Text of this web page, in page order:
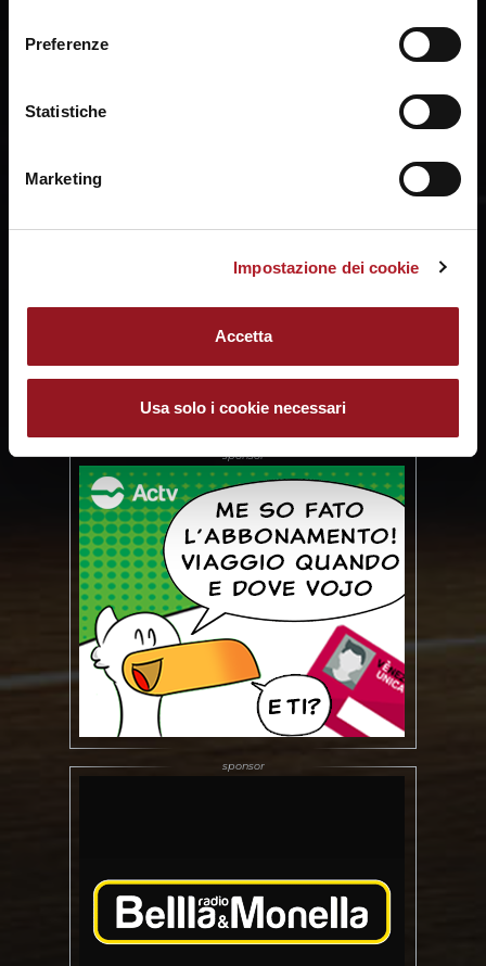
a fine pagina. Per ulteriori informazioni ti invitiamo a
prendere visione della
Preferenze
Statistiche
Marketing
Impostazione dei cookie
Accetta
Usa solo i cookie necessari
programma nel week-end.
Sabato 7 e domenica 8 gli
parte alla terza edizione
del torneo BASKETBALL
King, 5) ospiterà l'evento
dedicato alla memoria di
streaming:
UNAHOTELS Reggio Emilia
- Nutribullet Treviso - a
seguire, ore 20.45 circa
Umana Reyer - Pall. Trieste
posto - a seguire ore 20.45
circa finale 1°- 2° posto…